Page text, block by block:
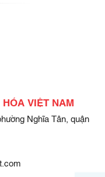
VIỆT NAM
Nghĩa Tân, quận